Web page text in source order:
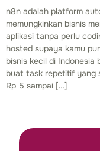
n8n adalah platform
memungkinkan bisnis
aplikasi tanpa perlu
hosted supaya kamu
bisnis kecil di Indonesia
buat task repetitif yang
Rp 5 sampai […]